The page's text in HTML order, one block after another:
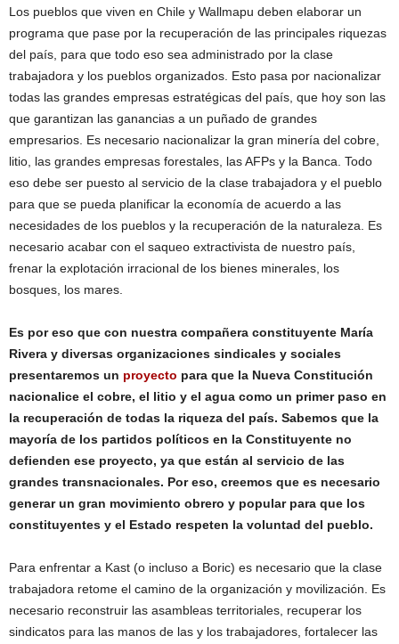
Los pueblos que viven en Chile y Wallmapu deben elaborar un
programa que pase por la recuperación de las principales riquezas
del país, para que todo eso sea administrado por la clase
trabajadora y los pueblos organizados. Esto pasa por nacionalizar
todas las grandes empresas estratégicas del país, que hoy son las
que garantizan las ganancias a un puñado de grandes
empresarios. Es necesario nacionalizar la gran minería del cobre,
litio, las grandes empresas forestales, las AFPs y la Banca. Todo
eso debe ser puesto al servicio de la clase trabajadora y el pueblo
para que se pueda planificar la economía de acuerdo a las
necesidades de los pueblos y la recuperación de la naturaleza. Es
necesario acabar con el saqueo extractivista de nuestro país,
frenar la explotación irracional de los bienes minerales, los
bosques, los mares.
Es por eso que con nuestra compañera constituyente María
Rivera y diversas organizaciones sindicales y sociales
presentaremos un proyecto para que la Nueva Constitución
nacionalice el cobre, el litio y el agua como un primer paso en
la recuperación de todas la riqueza del país. Sabemos que la
mayoría de los partidos políticos en la Constituyente no
defienden ese proyecto, ya que están al servicio de las
grandes transnacionales. Por eso, creemos que es necesario
generar un gran movimiento obrero y popular para que los
constituyentes y el Estado respeten la voluntad del pueblo.
Para enfrentar a Kast (o incluso a Boric) es necesario que la clase
trabajadora retome el camino de la organización y movilización. Es
necesario reconstruir las asambleas territoriales, recuperar los
sindicatos para las manos de las y los trabajadores, fortalecer las